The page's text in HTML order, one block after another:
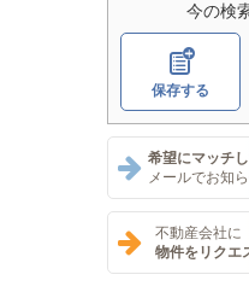
今の検
保存する
希望にマッチ
メールでお知
不動産会社に
物件をリクエ